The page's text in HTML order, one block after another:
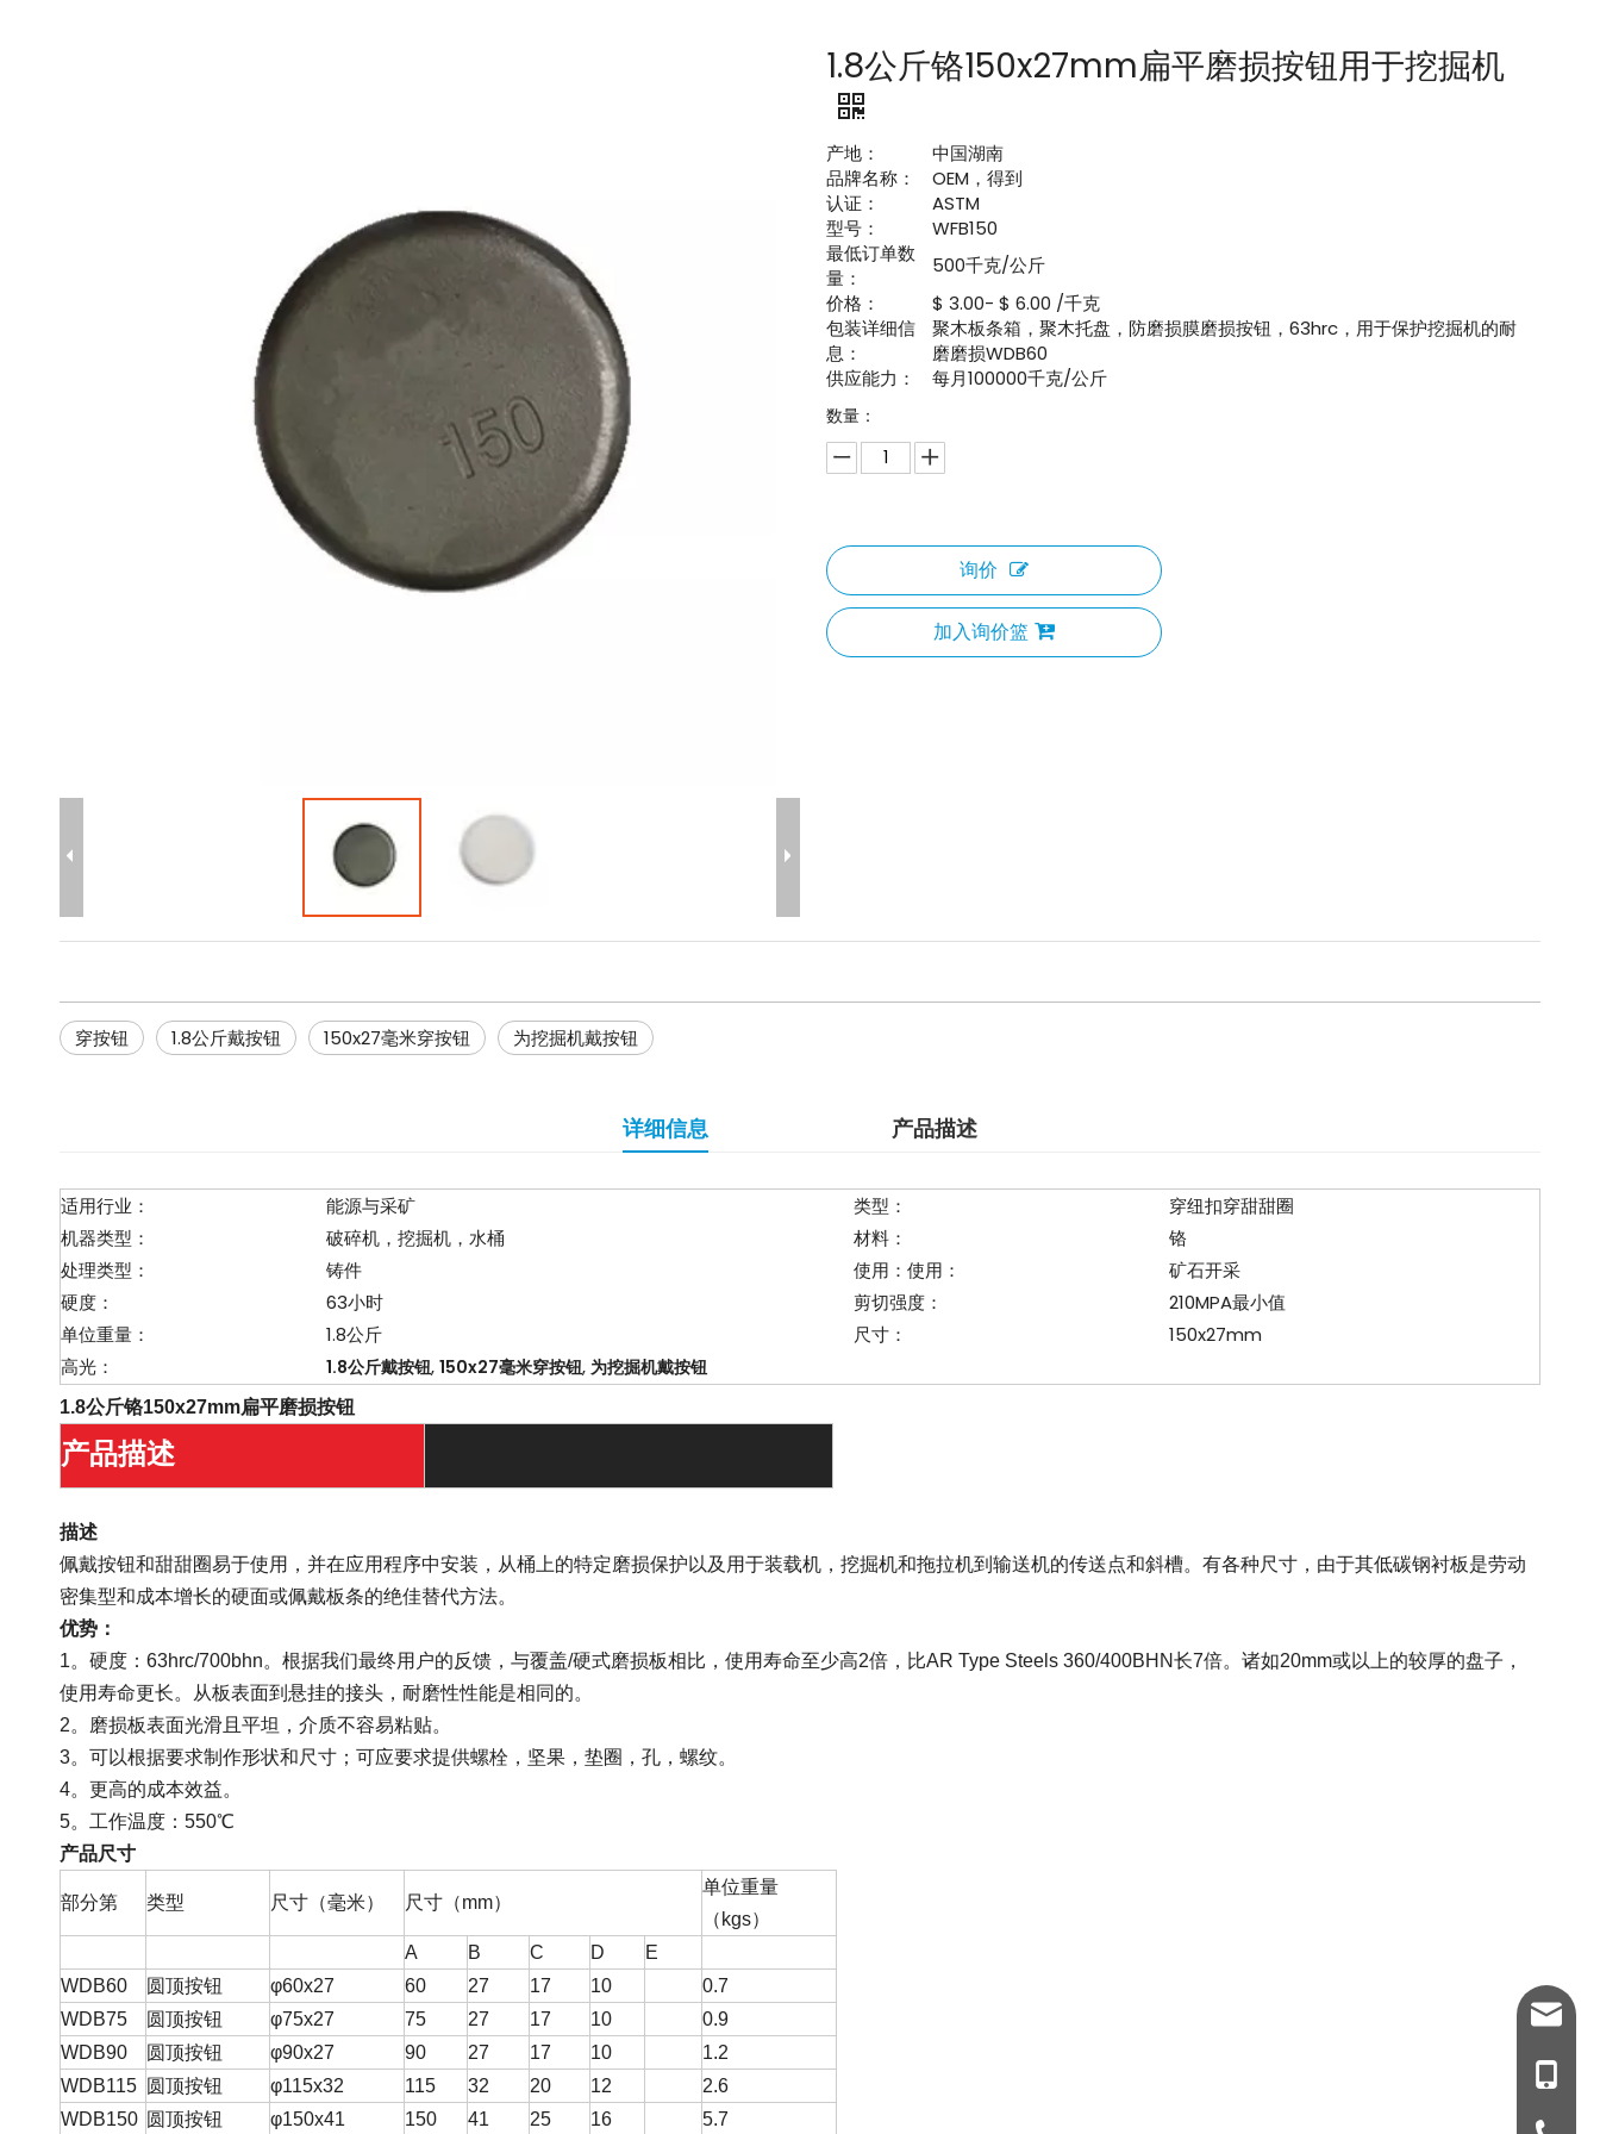
1.8公斤铬150x27mm扁平磨损按钮用于挖掘机
产地：
中国湖南
品牌名称：
OEM，得到
认证：
ASTM
型号：
WFB150
最低订单数
量：
500千克/公斤
价格：
$ 3.00- $ 6.00 /千克
包装详细信
息：
聚木板条箱，聚木托盘，防磨损膜磨损按钮，63hrc，用于保护挖掘机的耐
磨磨损WDB60
供应能力：
每月100000千克/公斤
数量：
询价
加入询价篮
穿按钮 1.8公斤戴按钮 150x27毫米穿按钮 为挖掘机戴按钮
详细信息 产品描述
适用行业： 能源与采矿 类型：
穿纽扣穿甜甜圈
机器类型：
破碎机，挖掘机，水桶 材料：
铬
处理类型：
铸件 使用：使用：
矿石开采
硬度：
63小时 剪切强度：
210MPA最小值
单位重量：
1.8公斤 尺寸：
150x27mm
高光：
1.8公斤戴按钮, 150x27毫米穿按钮, 为挖掘机戴按钮
1.8公斤铬150x27mm扁平磨损按钮
产品描述
描述
佩戴按钮和甜甜圈易于使用，并在应用程序中安装，从桶上的特定磨损保护以及用于装载机，挖掘机和拖拉机到输送机的传送点和斜槽。有各种尺寸，由于其低碳钢衬板是劳动
密集型和成本增长的硬面或佩戴板条的绝佳替代方法。
优势：
1。硬度：63hrc/700bhn。根据我们最终用户的反馈，与覆盖/硬式磨损板相比，使用寿命至少高2倍，比AR Type Steels 360/400BHN长7倍。诸如20mm或以上的较厚的盘子，
使用寿命更长。从板表面到悬挂的接头，耐磨性性能是相同的。
2。磨损板表面光滑且平坦，介质不容易粘贴。
3。可以根据要求制作形状和尺寸；可应要求提供螺栓，坚果，垫圈，孔，螺纹。
4。更高的成本效益。
5。工作温度：550℃
产品尺寸
部分第 类型 尺寸（毫米） 尺寸（mm）
单位重量
（kgs）
A
B C D
E
WDB60
圆顶按钮 φ60x27 60 27 17 10
0.7
WDB75
圆顶按钮 φ75x27 75 27 17 10
0.9
WDB90
圆顶按钮 φ90x27 90 27 17 10
1.2
WDB115 圆顶按钮 φ115x32 115 32 20 12
2.6
WDB150 圆顶按钮 φ150x41 150 41 25 16
5.7